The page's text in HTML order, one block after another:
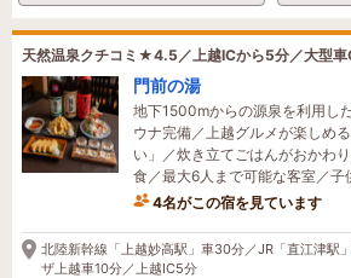
天然温泉クチコミ★4.5／上越ICから5分／大型車
門前の湯
地下1500mからの源泉を利用し
ウナ完備／上越グルメが楽しめ
い」／炊き立てごはんがおかわ
食／最大6人まで可能な客室／子
4名がこの宿を見ています
12分前に予約されました
北陸新幹線「上越妙高駅」車30分／JR「直江津駅
ザ上越車10分／上越IC5分